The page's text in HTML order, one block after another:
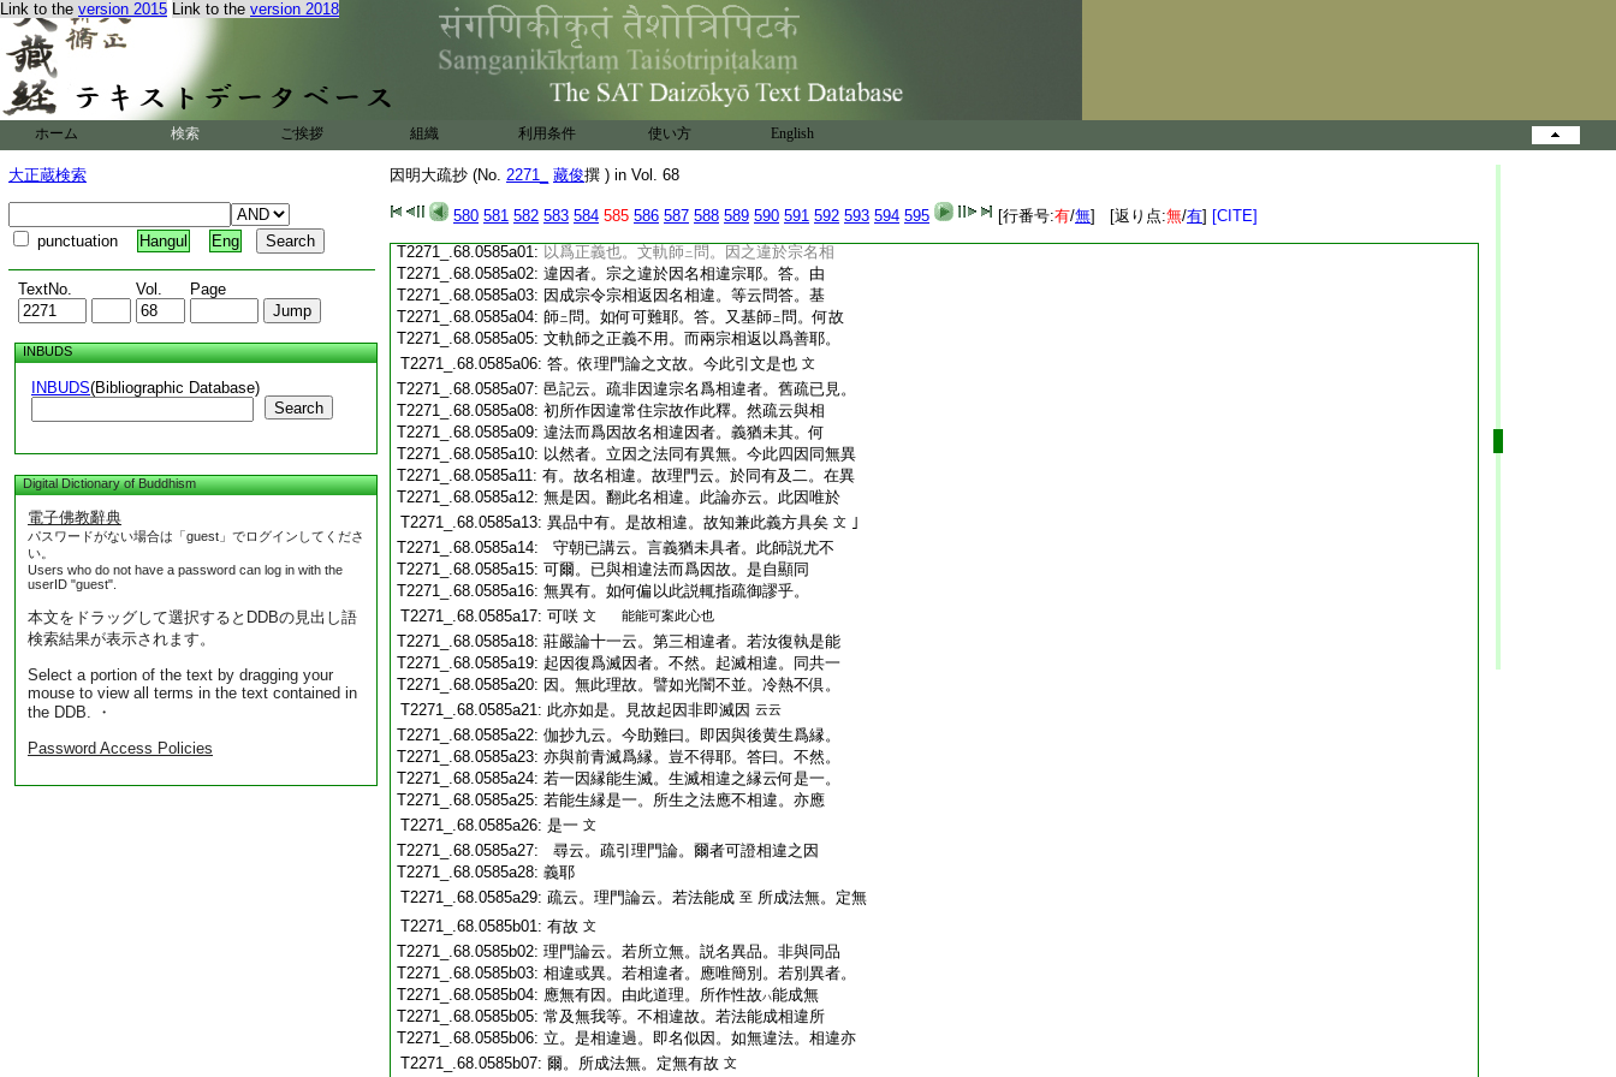
Link to the version 2015 Link to the version 2018
ホーム 検索 ご挨拶 組織 利用条件 使い方 English
大正蔵検索
punctuation Hangul Eng
TextNo. Vol. Page
INBUDS
INBUDS(Bibliographic Database)
Search
Digital Dictionary of Buddhism
電子佛教辭典
パスワードがない場合は「guest」でログインしてくださ
い。
Users who do not have a password can log in with the
userID "guest".
本文をドラッグして選択するとDDBの見出し語
検索結果が表示されます。
Select a portion of the text by dragging your
mouse to view all terms in the text contained in
the DDB. ・
Password Access Policies
因明大疏抄 (No. 2271_ 藏俊撰 ) in Vol. 68
580 581 582 583 584 585 586 587 588 589 590 591 592 593 594 595 [行番号:有/無] [返り点:無/有] [CITE]
T2271_.68.0584c19:彼問云。常義既反所作。何 6
不説相違。答。
T2271_.68.0584c20:宗言常住。過失未生。因言所作。方乖所立。
T2271_.68.0584c21: 故因説違。宗無此過。由因違宗名爲相違。
T2271_.68.0584c22:有此例難。今既不爾。故無宗亦違因例而
成難 文
T2271_.68.0584c24:孝仁記云。文故無宗亦違因例而成難者。文
T2271_.68.0584c25:軌師
先之因違於前之宗名相違因。故宗
T2271_.68.0584c26:
違於因可ト名宗違云難蒙也。基師
T2271_.68.0584c27:相返名相違。故此之難不蒙言也。文軌師
T2271_.68.0584c28: 約此因解有二説。一者先因違先宗。是正義
T2271_.68.0585a01: 以爲正義也。文軌師ニ 問。因之違於宗名相
T2271_.68.0585a02: 違因者。宗之違於因名相違宗耶。答。由
T2271_.68.0585a03: 因成宗令宗相返因名相違。等云問答。基
T2271_.68.0585a04: 師ニ問。如何可難耶。答。又基師ニ問。何故
T2271_.68.0585a05: 文軌師之正義不用。而兩宗相返以爲善耶。
T2271_.68.0585a06: 答。依理門論之文故。今此引文是也 文
T2271_.68.0585a07: 邑記云。疏非因違宗名爲相違者。舊疏已見。
T2271_.68.0585a08: 初所作因違常住宗故作此釋。然疏云與相
T2271_.68.0585a09: 違法而爲因故名相違因者。義猶未其。何
T2271_.68.0585a10: 以然者。立因之法同有異無。今此四因同無異
T2271_.68.0585a11: 有。故名相違。故理門云。於同有及二。在異
T2271_.68.0585a12: 無是因。翻此名相違。此論亦云。此因唯於
T2271_.68.0585a13: 異品中有。是故相違。故知兼此義方具矣 文 ｣
T2271_.68.0585a14:
守朝已講云。言義猶未具者。此師説尤不
T2271_.68.0585a15: 可爾。已與相違法而爲因故。是自顯同
T2271_.68.0585a16: 無異有。如何偏以此説輒指疏御謬乎。
T2271_.68.0585a17: 可咲 文 能能可案此心也
T2271_.68.0585a18: 莊嚴論十一云。第三相違者。若汝復執是能
T2271_.68.0585a19: 起因復爲滅因者。不然。起滅相違。同共一
T2271_.68.0585a20: 因。無此理故。譬如光闇不並。冷熱不倶。
T2271_.68.0585a21: 此亦如是。見故起因非即滅因 云云
T2271_.68.0585a22: 伽抄九云。今助難曰。即因與後黄生爲縁。
T2271_.68.0585a23: 亦與前青滅爲縁。豈不得耶。答曰。不然。
T2271_.68.0585a24: 若一因縁能生滅。生滅相違之縁云何是一。
T2271_.68.0585a25: 若能生縁是一。所生之法應不相違。亦應
T2271_.68.0585a26: 是一 文
T2271_.68.0585a27:
尋云。疏引理門論。爾者可證相違之因
T2271_.68.0585a28: 義耶
T2271_.68.0585a29: 疏云。理門論云。若法能成 至 所成法無。定無
T2271_.68.0585b01: 有故 文
T2271_.68.0585b02: 理門論云。若所立無。説名異品。非與同品
T2271_.68.0585b03: 相違或異。若相違者。應唯簡別。若別異者。
T2271_.68.0585b04: 應無有因。由此道理。所作性故ハ能成無
T2271_.68.0585b05: 常及無我等。不相違故。若法能成相違所
T2271_.68.0585b06: 立。是相違過。即名似因。如無違法。相違亦
T2271_.68.0585b07: 爾。所成法無。定無有故 文